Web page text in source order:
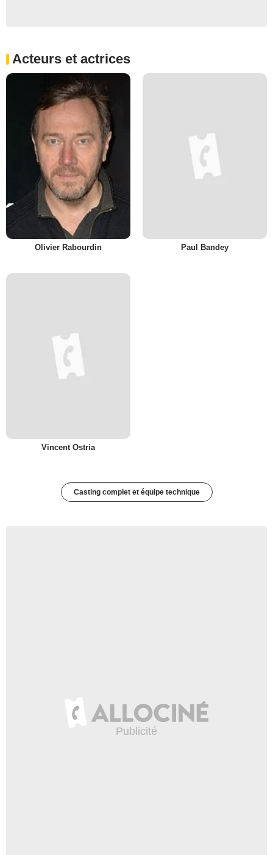
Acteurs et actrices
Olivier Rabourdin Paul Bandey
Vincent Ostria
Casting complet et équipe technique